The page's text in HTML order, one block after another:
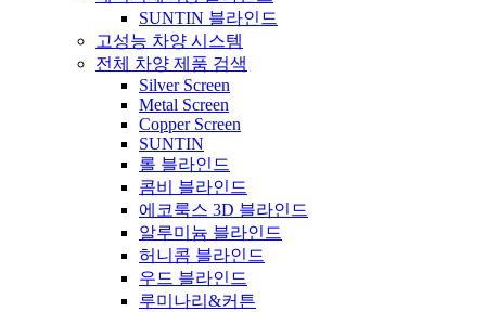
SUNTIN 블라인드
고성능 차양 시스템
전체 차양 제품 검색
Silver Screen
Metal Screen
Copper Screen
SUNTIN
롤 블라인드
콤비 블라인드
에코룩스 3D 블라인드
알루미늄 블라인드
허니콤 블라인드
우드 블라인드
루미나리&커튼